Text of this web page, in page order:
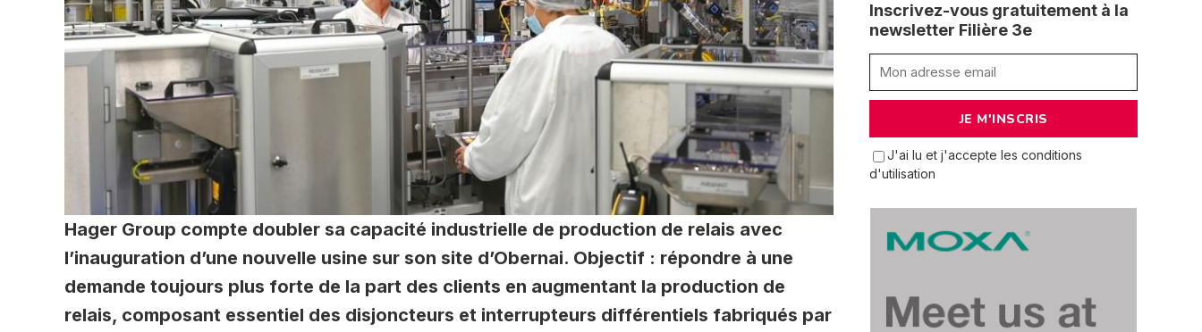
Hager Group compte doubler sa capacité industrielle de production de relais avec
l’inauguration d’une nouvelle usine sur son site d’Obernai. Objectif : répondre à une
demande toujours plus forte de la part des clients en augmentant la production de
relais, composant essentiel des disjoncteurs et interrupteurs différentiels fabriqués par
Inscrivez-vous gratuitement à la
newsletter Filière 3e
J'ai lu et j'accepte les conditions
d'utilisation